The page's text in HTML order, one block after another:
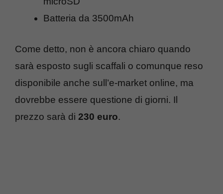
Batteria da 3500mAh
Come detto, non è ancora chiaro quando
sarà esposto sugli scaffali o comunque reso
disponibile anche sull’e-market online, ma
dovrebbe essere questione di giorni. Il
prezzo sarà di 230 euro.